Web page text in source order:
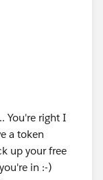
You're right I
a token
up your free
in :-)